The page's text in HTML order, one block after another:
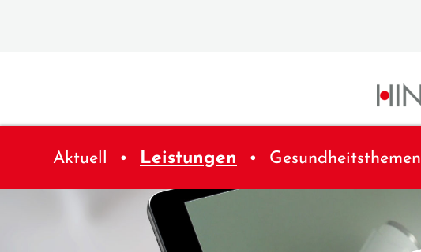
Aktuell Leistungen Gesundheitsthemen